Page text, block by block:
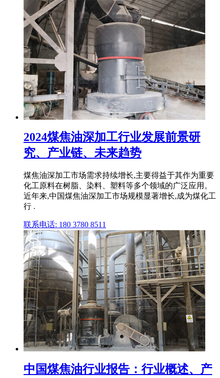
2024煤焦油深加工行业发展前景研
究、产业链、未来趋势
煤焦油深加工市场需求持续增长,主要得益于其作为重要
化工原料在树脂、染料、塑料等多个领域的广泛应用。
近年来,中国煤焦油深加工市场规模显著增长,成为煤化工
行 .
联系电话: 180 3780 8511
中国煤焦油行业报告：行业概述、产